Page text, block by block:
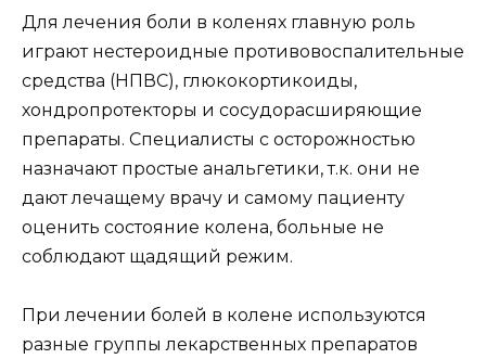
Для лечения боли в коленях главную роль
играют нестероидные противовоспалительные
средства (НПВС), глюкокортикоиды,
хондропротекторы и сосудорасширяющие
препараты. Специалисты с осторожностью
назначают простые анальгетики, т.к. они не
дают лечащему врачу и самому пациенту
оценить состояние колена, больные не
соблюдают щадящий режим.
При лечении болей в колене используются
разные группы лекарственных препаратов